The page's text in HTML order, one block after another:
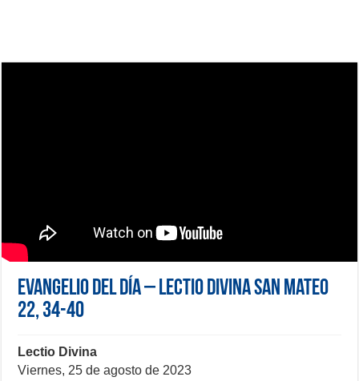
Evangelio del día – Lectio Divina San Mateo
22, 34-40
Lectio Divina
Viernes, 25 de agosto de 2023